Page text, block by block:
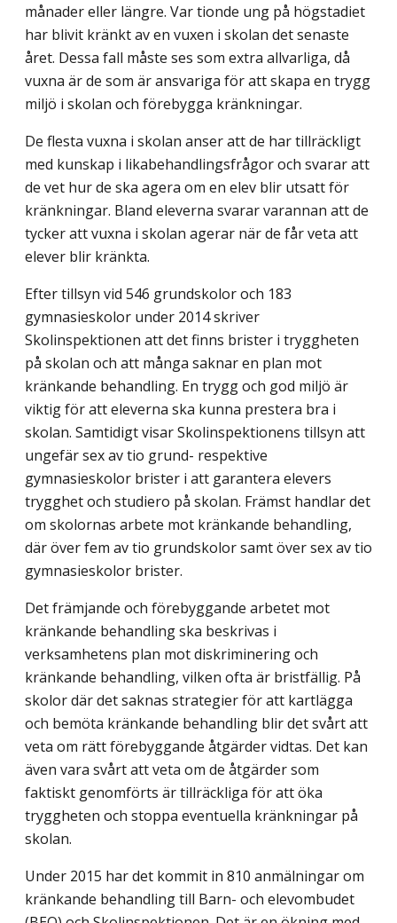
månader eller längre. Var tionde ung på högstadiet
har blivit kränkt av en vuxen i skolan det senaste
året. Dessa fall måste ses som extra allvarliga, då
vuxna är de som är ansvariga för att skapa en trygg
miljö i skolan och förebygga kränkningar.
De flesta vuxna i skolan anser att de har tillräckligt
med kunskap i likabehandlingsfrågor och svarar att
de vet hur de ska agera om en elev blir utsatt för
kränkningar. Bland eleverna svarar varannan att de
tycker att vuxna i skolan agerar när de får veta att
elever blir kränkta.
Efter tillsyn vid 546 grundskolor och 183
gymnasieskolor under 2014 skriver
Skolinspektionen att det finns brister i tryggheten
på skolan och att många saknar en plan mot
kränkande behandling. En trygg och god miljö är
viktig för att eleverna ska kunna prestera bra i
skolan. Samtidigt visar Skolinspektionens tillsyn att
ungefär sex av tio grund- respektive
gymnasieskolor brister i att garantera elevers
trygghet och studiero på skolan. Främst handlar det
om skolornas arbete mot kränkande behandling,
där över fem av tio grundskolor samt över sex av tio
gymnasieskolor brister.
Det främjande och förebyggande arbetet mot
kränkande behandling ska beskrivas i
verksamhetens plan mot diskriminering och
kränkande behandling, vilken ofta är bristfällig. På
skolor där det saknas strategier för att kartlägga
och bemöta kränkande behandling blir det svårt att
veta om rätt förebyggande åtgärder vidtas. Det kan
även vara svårt att veta om de åtgärder som
faktiskt genomförts är tillräckliga för att öka
tryggheten och stoppa eventuella kränkningar på
skolan.
Under 2015 har det kommit in 810 anmälningar om
kränkande behandling till Barn- och elevombudet